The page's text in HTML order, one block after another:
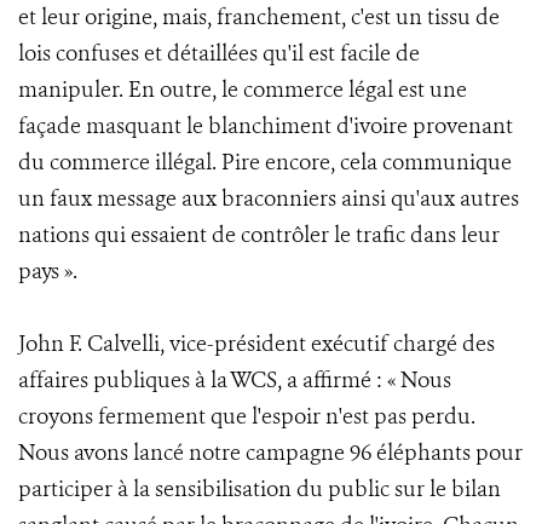
et leur origine, mais, franchement, c'est un tissu de
lois confuses et détaillées qu'il est facile de
manipuler. En outre, le commerce légal est une
façade masquant le blanchiment d'ivoire provenant
du commerce illégal. Pire encore, cela communique
un faux message aux braconniers ainsi qu'aux autres
nations qui essaient de contrôler le trafic dans leur
pays ».
John F. Calvelli, vice-président exécutif chargé des
affaires publiques à la WCS, a affirmé : « Nous
croyons fermement que l'espoir n'est pas perdu.
Nous avons lancé notre campagne 96 éléphants pour
participer à la sensibilisation du public sur le bilan